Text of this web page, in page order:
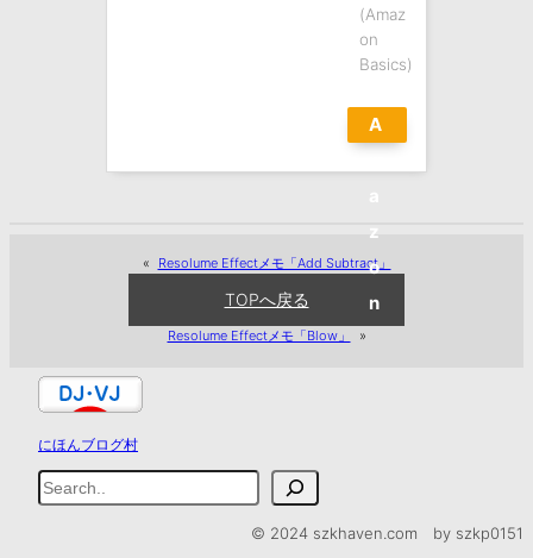
(Amaz
on
Basics)
A
z
o
n
« Resolume Effectメモ「Add Subtract」
TOPへ戻る
Resolume Effectメモ「Blow」 »
にほんブログ村
検
索
© 2024 szkhaven.com by szkp0151